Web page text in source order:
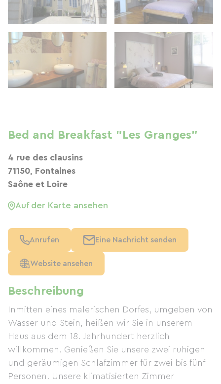
Beschreibung
Inmitten eines malerischen Dorfes, umgeben von
Wasser und Stein, heißen wir Sie in unserem
Haus aus dem 18. Jahrhundert herzlich
willkommen. Genießen Sie unsere zwei ruhigen
und geräumigen Schlafzimmer für zwei bis fünf
Personen. Unsere klimatisierten Zimmer
Bed and Breakfast "Les Granges"
4 rue des clausins
71150, Fontaines
Saône et Loire
Auf der Karte ansehen
Anrufen Eine Nachricht senden
Website ansehen